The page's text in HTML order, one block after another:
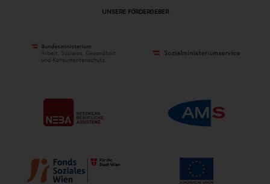
UNSERE FÖRDERGEBER